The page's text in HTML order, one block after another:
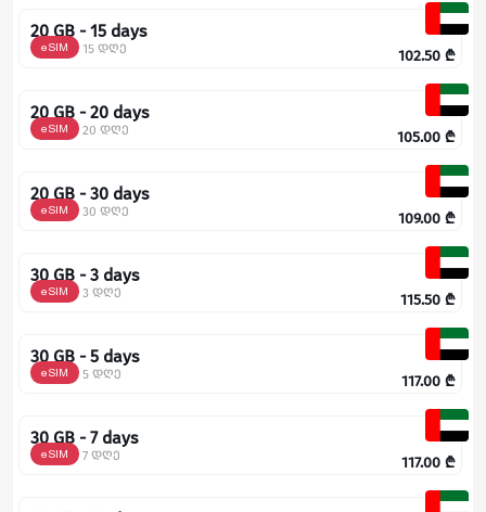
20 GB - 15 days
eSIM 15 დღე 102.50 ₾
20 GB - 20 days
eSIM 20 დღე 105.00 ₾
20 GB - 30 days
eSIM 30 დღე 109.00 ₾
30 GB - 3 days
eSIM 3 დღე 115.50 ₾
30 GB - 5 days
eSIM 5 დღე 117.00 ₾
30 GB - 7 days
eSIM 7 დღე 117.00 ₾